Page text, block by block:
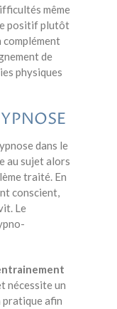
même
positif plutôt
de
physiques
dans le
au sujet alors
traité. En
conscient,
Le
nécessite un
pratique afin